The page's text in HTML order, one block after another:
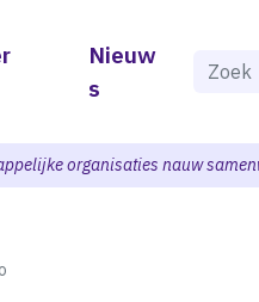
Nieuw
s
Als
organisaties nauw